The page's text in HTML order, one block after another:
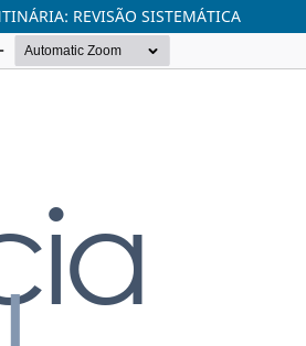
REVISÃO SISTEMÁTICA